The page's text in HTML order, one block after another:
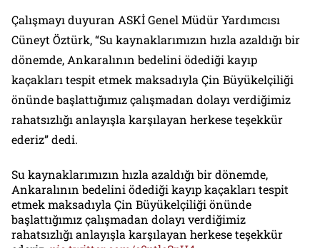
Çalışmayı duyuran ASKİ Genel Müdür Yardımcısı
Cüneyt Öztürk, “Su kaynaklarımızın hızla azaldığı bir
dönemde, Ankaralının bedelini ödediği kayıp
kaçakları tespit etmek maksadıyla Çin Büyükelçiliği
önünde başlattığımız çalışmadan dolayı verdiğimiz
rahatsızlığı anlayışla karşılayan herkese teşekkür
ederiz” dedi.
Su kaynaklarımızın hızla azaldığı bir dönemde,
Ankaralının bedelini ödediği kayıp kaçakları tespit
etmek maksadıyla Çin Büyükelçiliği önünde
başlattığımız çalışmadan dolayı verdiğimiz
rahatsızlığı anlayışla karşılayan herkese teşekkür